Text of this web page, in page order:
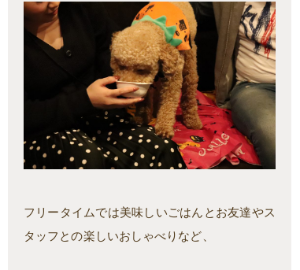
フリータイムでは美味しいごはんとお友達やス
タッフとの楽しいおしゃべりなど、